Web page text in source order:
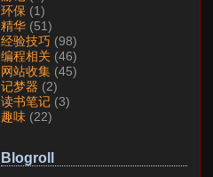
环保 (1)
精华 (51)
经验技巧 (98)
编程相关 (46)
网站收集 (45)
记梦器 (2)
读书笔记 (3)
趣味 (22)
Blogroll